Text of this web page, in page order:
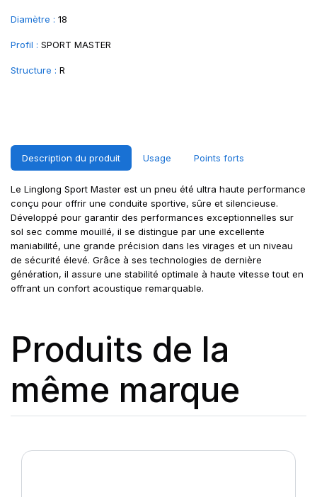
Diamètre : 18
Profil : SPORT MASTER
Structure : R
Description du produit Usage Points forts
Le Linglong Sport Master est un pneu été ultra haute performance
conçu pour offrir une conduite sportive, sûre et silencieuse.
Développé pour garantir des performances exceptionnelles sur
sol sec comme mouillé, il se distingue par une excellente
maniabilité, une grande précision dans les virages et un niveau
de sécurité élevé. Grâce à ses technologies de dernière
génération, il assure une stabilité optimale à haute vitesse tout en
offrant un confort acoustique remarquable.
Produits de la
même marque